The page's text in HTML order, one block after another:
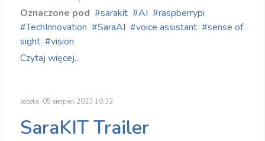
Oznaczone pod
sarakit AI
raspberrypi
TechInnovation
SaraAI voice assistant
sense of
sight
vision
Czytaj więcej...
sobota, 05 sierpień 2023 10:32
SaraKIT Trailer